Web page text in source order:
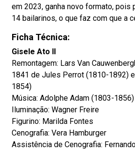
em 2023, ganha novo formato, pois
14 bailarinos, o que faz com que a
Ficha Técnica:
Gisele Ato II
Remontagem: Lars Van
1841 de Jules Perrot (1810-1892)
1854)
Música: Adolphe Adam (1803-1856)
Iluminação: Wagner Freire
Figurino: Marilda Fontes
Cenografia: Vera Hamburger
Assistência de Cenografia: